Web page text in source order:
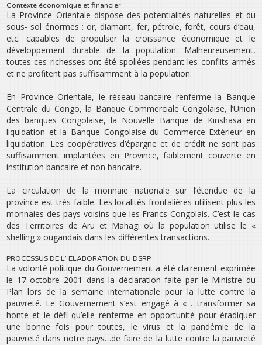
Contexte économique et financier
La Province Orientale dispose des potentialités naturelles et du
sous- sol énormes : or, diamant, fer, pétrole, forêt, cours d’eau,
etc. capables de propulser la croissance économique et le
développement durable de la population. Malheureusement,
toutes ces richesses ont été spoliées pendant les conflits armés
et ne profitent pas suffisamment à la population.
En Province Orientale, le réseau bancaire renferme la Banque
Centrale du Congo, la Banque Commerciale Congolaise, l’Union
des banques Congolaise, la Nouvelle Banque de Kinshasa en
liquidation et la Banque Congolaise du Commerce Extérieur en
liquidation. Les coopératives d’épargne et de crédit ne sont pas
suffisamment implantées en Province, faiblement couverte en
institution bancaire et non bancaire.
La circulation de la monnaie nationale sur l’étendue de la
province est très faible. Les localités frontalières utilisent plus les
monnaies des pays voisins que les Francs Congolais. C’est le cas
des Territoires de Aru et Mahagi où la population utilise le «
shelling » ougandais dans les différentes transactions.
PROCESSUS DE L’ ELABORATION DU DSRP
La volonté politique du Gouvernement a été clairement exprimée
le 17 octobre 2001 dans la déclaration faite par le Ministre du
Plan lors de la semaine internationale pour la lutte contre la
pauvreté. Le Gouvernement s’est engagé à « …transformer sa
honte et le défi qu’elle renferme en opportunité pour éradiquer
une bonne fois pour toutes, le virus et la pandémie de la
pauvreté dans notre pays…de faire de la lutte contre la pauvreté